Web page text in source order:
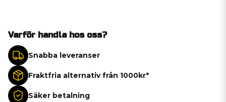
Varför handla hos oss?
Snabba leveranser
Fraktfria alternativ från 1000kr*
Säker betalning